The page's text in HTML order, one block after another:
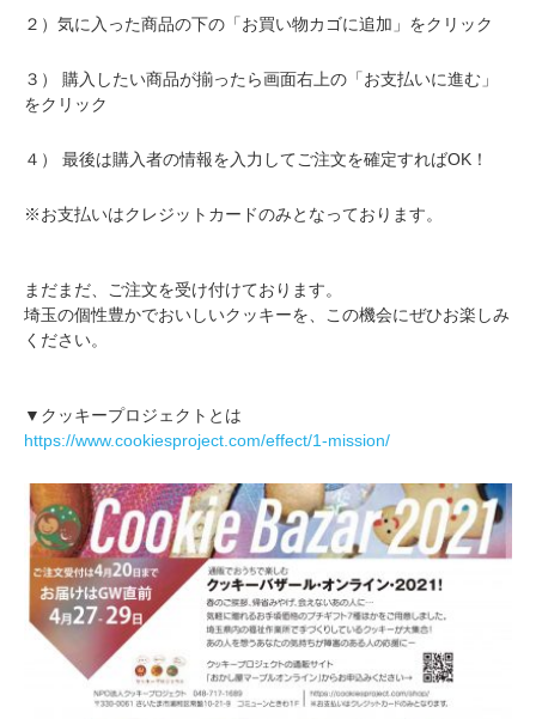
２）気に入った商品の下の「お買い物カゴに追加」をクリック
３） 購入したい商品が揃ったら画面右上の「お支払いに進む」
をクリック
４） 最後は購入者の情報を入力してご注文を確定すればОK！
※お支払いはクレジットカードのみとなっております。
まだまだ、ご注文を受け付けております。
埼玉の個性豊かでおいしいクッキーを、この機会にぜひお楽しみ
ください。
▼クッキープロジェクトとは
https://www.cookiesproject.com/effect/1-mission/